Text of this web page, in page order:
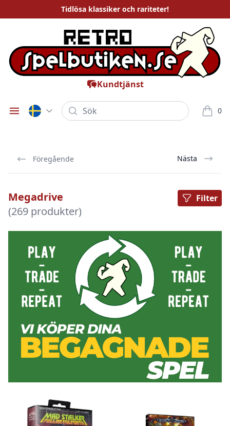
Tidlösa klassiker och rariteter!
Kundtjänst
Öppna meny
Sök 0
varor i
Föregående Nästa
Megadrive
(269 produkter)
Filter